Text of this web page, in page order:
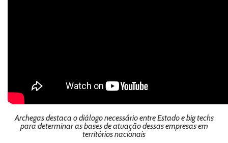
Archegas destaca o diálogo necessário entre Estado e big techs
para determinar as bases de atuação dessas empresas em
territórios nacionais